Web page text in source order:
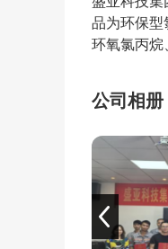
品为环保型
环氧氯丙烷
能二十万
域。产品
母公司广
区科学技
体系认证
业，2023
州市推动工
随着业务
南省衡阳
公司相册